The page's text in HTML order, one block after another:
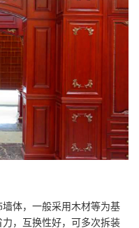
体，一般采用木材等为基
，互换性好，可多次拆装